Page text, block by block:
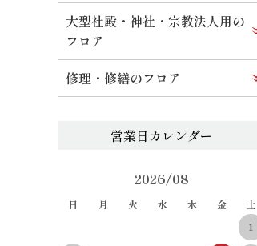
大型社殿・神社・宗教法人用の
フロア
修理・修繕のフロア
2026/08
日 月 火 水 木 金
土
1